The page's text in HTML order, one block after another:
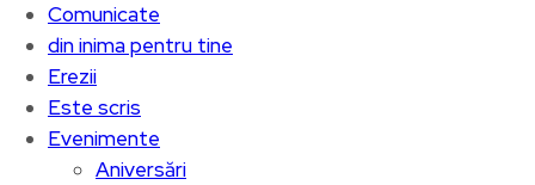
Comunicate
din inima pentru tine
Erezii
Este scris
Evenimente
Aniversări